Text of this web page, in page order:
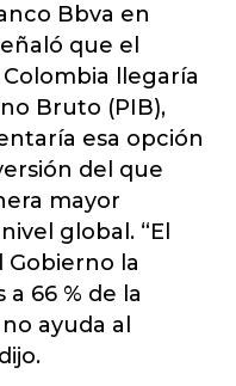
Bbva en
que el
llegaría
Bruto (PIB),
esa opción
del que
mayor
global. “El
la
a 66 % de la
ayuda al